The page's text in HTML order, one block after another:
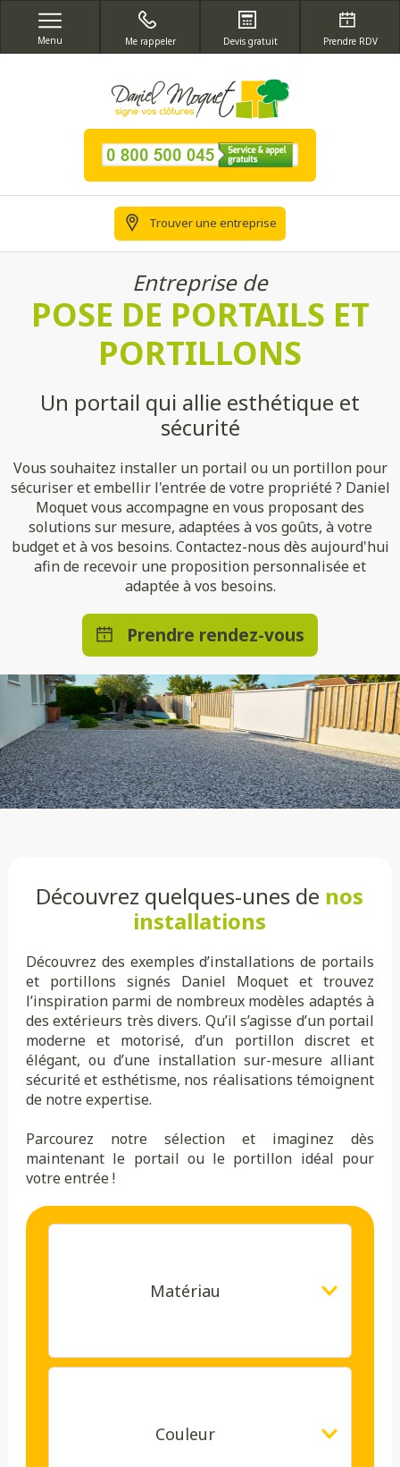
Menu Me rappeler Devis gratuit Prendre RDV
Trouver une entreprise
Entreprise de
POSE DE PORTAILS ET
PORTILLONS
Un portail qui allie esthétique et
sécurité
Vous souhaitez installer un portail ou un portillon pour
sécuriser et embellir l'entrée de votre propriété ? Daniel
Moquet vous accompagne en vous proposant des
solutions sur mesure, adaptées à vos goûts, à votre
budget et à vos besoins. Contactez-nous dès aujourd'hui
afin de recevoir une proposition personnalisée et
adaptée à vos besoins.
Prendre rendez-vous
Découvrez quelques-unes de nos
installations
Découvrez des exemples d’installations de portails
et portillons signés Daniel Moquet et trouvez
l’inspiration parmi de nombreux modèles adaptés à
des extérieurs très divers. Qu’il s’agisse d’un portail
moderne et motorisé, d’un portillon discret et
élégant, ou d’une installation sur-mesure alliant
sécurité et esthétisme, nos réalisations témoignent
de notre expertise.
Parcourez notre sélection et imaginez dès
maintenant le portail ou le portillon idéal pour
votre entrée !
Matériau
Couleur